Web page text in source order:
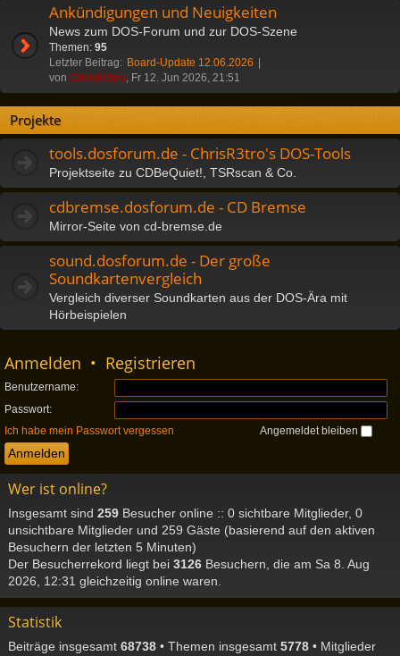
Ankündigungen und Neuigkeiten
News zum DOS-Forum und zur DOS-Szene
Themen: 95
Letzter Beitrag: Board-Update 12.06.2026
von ChrisR3tro, Fr 12. Jun 2026, 21:51
Projekte
tools.dosforum.de - ChrisR3tro's DOS-Tools
Projektseite zu CDBeQuiet!, TSRscan & Co.
cdbremse.dosforum.de - CD Bremse
Mirror-Seite von cd-bremse.de
sound.dosforum.de - Der große
Soundkartenvergleich
Vergleich diverser Soundkarten aus der DOS-Ära mit
Hörbeispielen
Anmelden • Registrieren
Benutzername:
Passwort:
Ich habe mein Passwort vergessen
Angemeldet bleiben
Wer ist online?
Insgesamt sind 259 Besucher online :: 0 sichtbare Mitglieder, 0
unsichtbare Mitglieder und 259 Gäste (basierend auf den aktiven
Besuchern der letzten 5 Minuten)
Der Besucherrekord liegt bei 3126 Besuchern, die am Sa 8. Aug
2026, 12:31 gleichzeitig online waren.
Statistik
Beiträge insgesamt 68738 • Themen insgesamt 5778 • Mitglieder